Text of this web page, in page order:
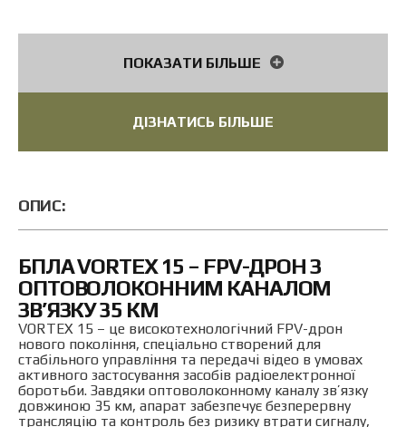
Оптоволоконний кабель
ПОКАЗАТИ БІЛЬШЕ
ДІЗНАТИСЬ БІЛЬШЕ
ОПИС:
БПЛА VORTEX 15 – FPV-ДРОН З
ОПТОВОЛОКОННИМ КАНАЛОМ
ЗВ’ЯЗКУ 35 КМ
VORTEX 15 – це високотехнологічний FPV-дрон
нового покоління, спеціально створений для
стабільного управління та передачі відео в умовах
активного застосування засобів радіоелектронної
боротьби. Завдяки оптоволоконному каналу зв’язку
довжиною 35 км, апарат забезпечує безперервну
трансляцію та контроль без ризику втрати сигналу,